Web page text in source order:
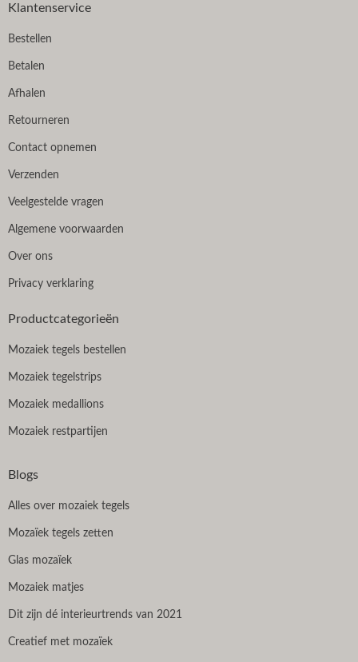
Klantenservice
Bestellen
Betalen
Afhalen
Retourneren
Contact opnemen
Verzenden
Veelgestelde vragen
Algemene voorwaarden
Over ons
Privacy verklaring
Productcategorieën
Mozaiek tegels bestellen
Mozaiek tegelstrips
Mozaiek medallions
Mozaiek restpartijen
Blogs
Alles over mozaiek tegels
Mozaïek tegels zetten
Glas mozaïek
Mozaiek matjes
Dit zijn dé interieurtrends van 2021
Creatief met mozaïek